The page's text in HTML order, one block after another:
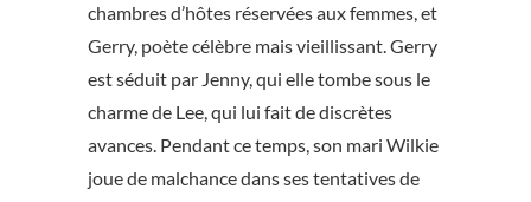
chambres d’hôtes réservées aux femmes, et
Gerry, poète célèbre mais vieillissant. Gerry
est séduit par Jenny, qui elle tombe sous le
charme de Lee, qui lui fait de discrètes
avances. Pendant ce temps, son mari Wilkie
joue de malchance dans ses tentatives de